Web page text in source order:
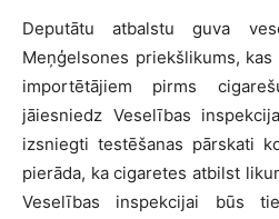
Deputātu atbalstu guva
Meņģelsones priekšlikums,
importētājiem pirms
jāiesniedz Veselības
izsniegti testēšanas pārskati
pierāda, ka cigaretes atbilst
Veselības inspekcijai būs